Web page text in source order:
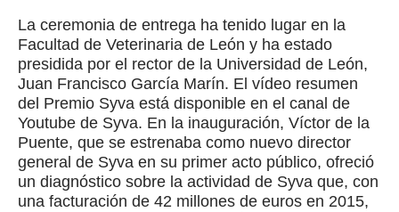
La ceremonia de entrega ha tenido lugar en la
Facultad de Veterinaria de León y ha estado
presidida por el rector de la Universidad de León,
Juan Francisco García Marín. El vídeo resumen
del Premio Syva está disponible en el canal de
Youtube de Syva. En la inauguración, Víctor de la
Puente, que se estrenaba como nuevo director
general de Syva en su primer acto público, ofreció
un diagnóstico sobre la actividad de Syva que, con
una facturación de 42 millones de euros en 2015,